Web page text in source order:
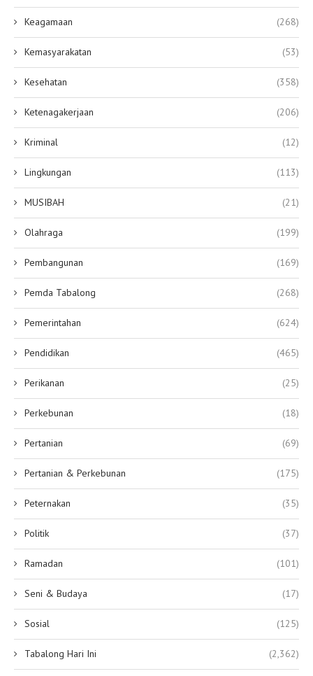
Keagamaan (268)
Kemasyarakatan (53)
Kesehatan (358)
Ketenagakerjaan (206)
Kriminal (12)
Lingkungan (113)
MUSIBAH (21)
Olahraga (199)
Pembangunan (169)
Pemda Tabalong (268)
Pemerintahan (624)
Pendidikan (465)
Perikanan (25)
Perkebunan (18)
Pertanian (69)
Pertanian & Perkebunan (175)
Peternakan (35)
Politik (37)
Ramadan (101)
Seni & Budaya (17)
Sosial (125)
Tabalong Hari Ini (2,362)